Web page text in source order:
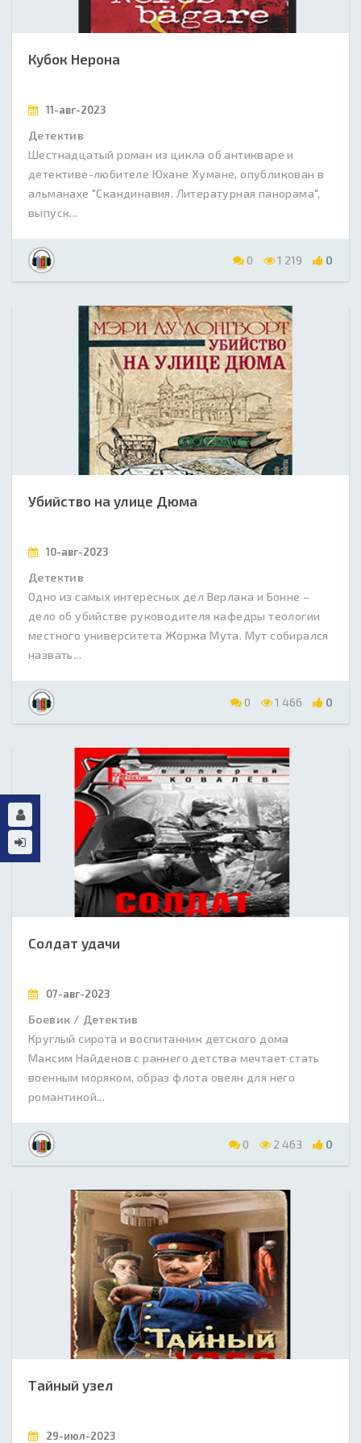
Кубок Нерона
11-авг-2023
Детектив
Шестнадцатый роман из цикла об антикваре и
детективе-любителе Юхане Хумане, опубликован в
альманахе "Скандинавия. Литературная панорама",
выпуск...
0 1 219 0
Убийство на улице Дюма
10-авг-2023
Детектив
Одно из самых интересных дел Верлака и Бонне –
дело об убийстве руководителя кафедры теологии
местного университета Жоржа Мута. Мут собирался
назвать...
0 1 466 0
Солдат удачи
07-авг-2023
Боевик / Детектив
Круглый сирота и воспитанник детского дома
Максим Найденов с раннего детства мечтает стать
военным моряком, образ флота овеян для него
романтикой...
0 2 463 0
Тайный узел
29-июл-2023